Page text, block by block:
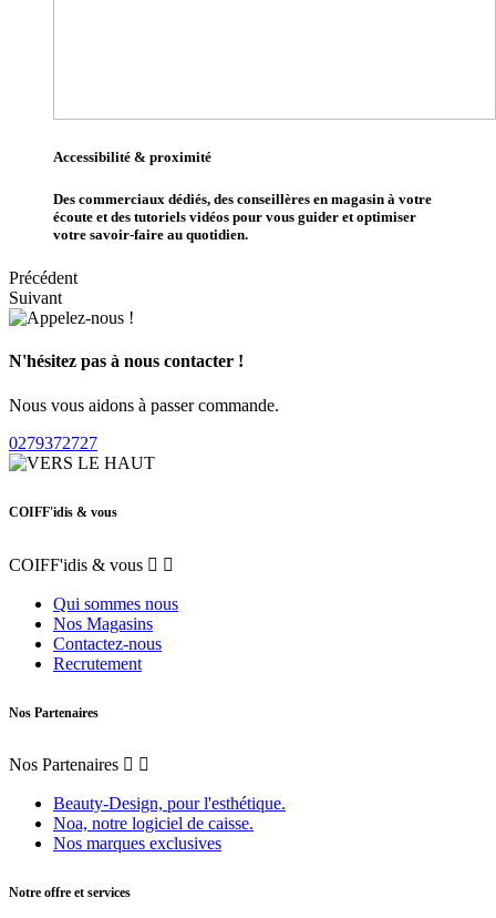
Accessibilité & proximité
Des commerciaux dédiés, des conseillères en magasin à votre
écoute et des tutoriels vidéos pour vous guider et optimiser
votre savoir-faire au quotidien.
Précédent
Suivant
N'hésitez pas à nous contacter !
Nous vous aidons à passer commande.
0279372727
COIFF'idis & vous
COIFF'idis & vous  
Qui sommes nous
Nos Magasins
Contactez-nous
Recrutement
Nos Partenaires
Nos Partenaires  
Beauty-Design, pour l'esthétique.
Noa, notre logiciel de caisse.
Nos marques exclusives
Notre offre et services